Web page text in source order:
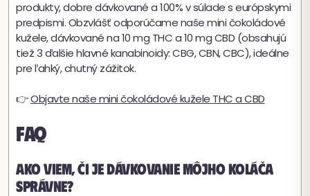
produkty, dobre dávkované a 100% v súlade s európskymi
predpismi. Obzvlášť odporúčame naše mini čokoládové
kužele, dávkované na 10 mg THC a 10 mg CBD (obsahujú
tiež 3 ďalšie hlavné kanabinoidy: CBG, CBN, CBC), ideálne
pre ľahký, chutný zážitok.
👉Objavte naše mini čokoládové kužele THC a CBD
FAQ
Ako viem, či je dávkovanie môjho koláča
správne?